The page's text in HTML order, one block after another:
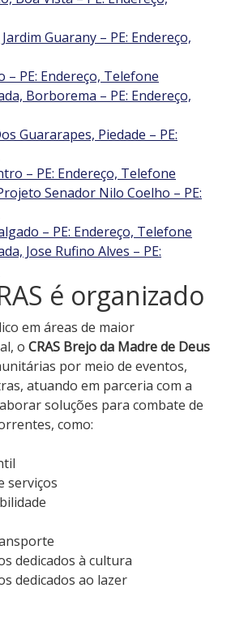
Guarany – PE: Endereço,
– PE: Endereço, Telefone
Borborema – PE: Endereço,
Guararapes, Piedade – PE:
– PE: Endereço, Telefone
Senador Nilo Coelho – PE:
– PE: Endereço, Telefone
Jose Rufino Alves – PE:
é organizado
em áreas de maior
o CRAS Brejo da Madre de Deus
por meio de eventos,
atuando em parceria com a
soluções para combate de
como:
serviços
dedicados à cultura
dedicados ao lazer